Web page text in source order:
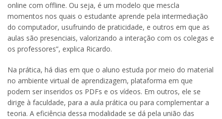
online com offline. Ou seja, é um modelo que mescla
momentos nos quais o estudante aprende pela intermediação
do computador, usufruindo de praticidade, e outros em que as
aulas são presenciais, valorizando a interação com os colegas e
os professores”, explica Ricardo.
Na prática, há dias em que o aluno estuda por meio do material
no ambiente virtual de aprendizagem, plataforma em que
podem ser inseridos os PDFs e os vídeos. Em outros, ele se
dirige à faculdade, para a aula prática ou para complementar a
teoria. A eficiência dessa modalidade se dá pela união das